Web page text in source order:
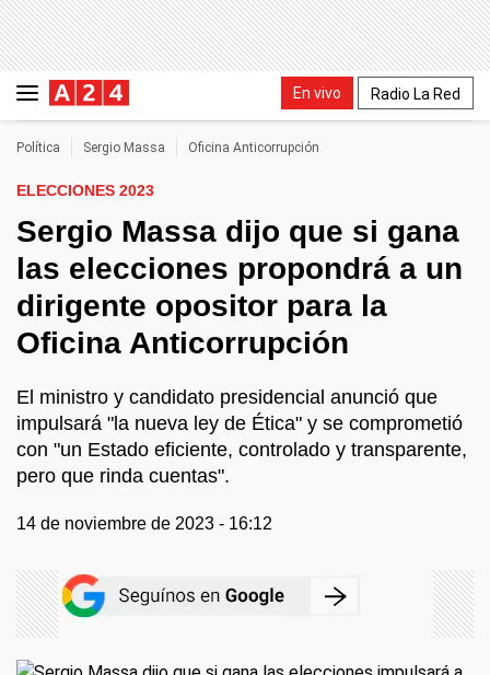
En vivo Radio La Red
Política Sergio Massa Oficina Anticorrupción
ELECCIONES 2023
Sergio Massa dijo que si gana
las elecciones propondrá a un
dirigente opositor para la
Oficina Anticorrupción
El ministro y candidato presidencial anunció que
impulsará "la nueva ley de Ética" y se comprometió
con "un Estado eficiente, controlado y transparente,
pero que rinda cuentas".
14 de noviembre de 2023 - 16:12